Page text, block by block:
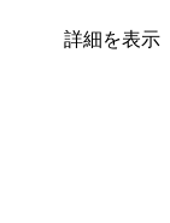
詳細を表示